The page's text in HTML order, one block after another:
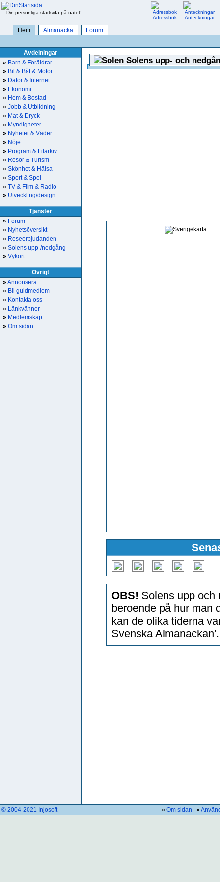
- Din personliga startsida på nätet!
Adressbok
Anteckningar
Hem Almanacka Forum
Avdelningar
» Barn & Föräldrar
» Bil & Båt & Motor
» Dator & Internet
» Ekonomi
» Hem & Bostad
» Jobb & Utbildning
» Mat & Dryck
» Myndigheter
» Nyheter & Väder
» Nöje
» Program & Filarkiv
» Resor & Turism
» Skönhet & Hälsa
» Sport & Spel
» TV & Film & Radio
» Utveckling/design
Tjänster
» Forum
» Nyhetsöversikt
» Reseerbjudanden
» Solens upp-/nedgång
» Vykort
Övrigt
» Annonsera
» Bli guldmedlem
» Kontakta oss
» Länkvänner
» Medlemskap
» Om sidan
Solens upp- och
OBS! Solens upp och
beroende på hur man
kan de olika tiderna
Svenska
© 2004-2021 Injosoft » Om sidan »